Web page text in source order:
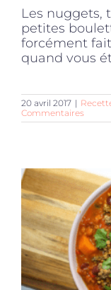
Accessoires
Offres
Les nuggets,
petites
forcément
quand vous
20 avril 2017 |
Commentaires